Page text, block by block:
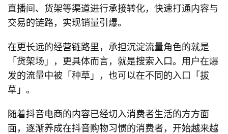
直播间、货架等渠道进行承接转化，快速打通内容与
交易的链路，实现销量引爆。
在更长远的经营链路里，承担沉淀流量角色的就是
「货架场」，更具体而言，就是搜索入口。用户在爆
发的流量中被「种草」，也可以在不同的入口「拔
草」。
随着抖音电商的内容已经切入消费者生活的方方面
面，逐渐养成在抖音购物习惯的消费者，开始越来越